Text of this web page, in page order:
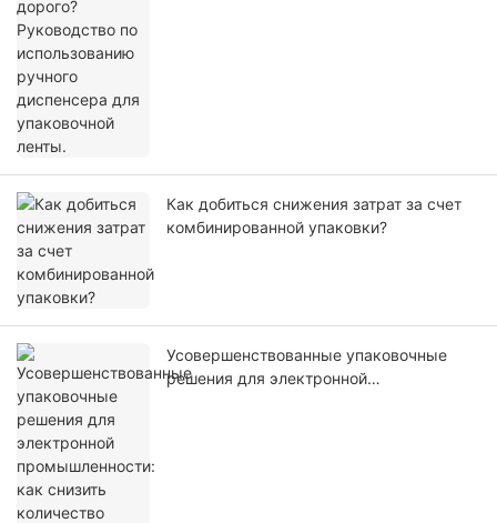
Как добиться снижения затрат за счет
комбинированной упаковки?
Усовершенствованные упаковочные
решения для электронной